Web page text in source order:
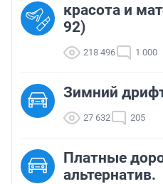
красота и
92)
218 496 1 000
Зимний
27 632 205
Платные
альтернатив.